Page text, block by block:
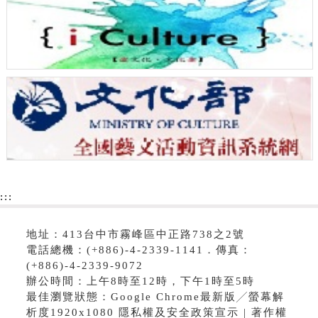
:::
地址：413台中市霧峰區中正路738之2號
電話總機：(+886)-4-2339-1141．傳真：
(+886)-4-2339-9072
辦公時間：上午8時至12時，下午1時至5時
最佳瀏覽狀態：Google Chrome最新版╱螢幕解
析度1920x1080 隱私權及安全政策宣示 | 著作權